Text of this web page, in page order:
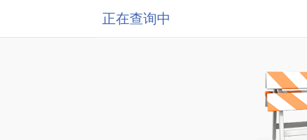
正在查询中